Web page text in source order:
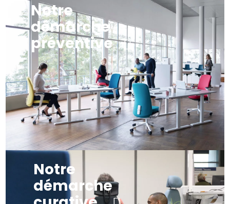
Notre
démarche
préventive
Notre
démarche